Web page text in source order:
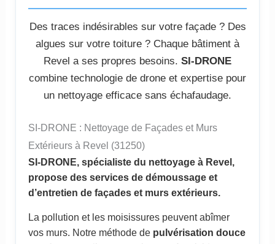
Des traces indésirables sur votre façade ? Des
algues sur votre toiture ? Chaque bâtiment à
Revel a ses propres besoins. SI-DRONE
combine technologie de drone et expertise pour
un nettoyage efficace sans échafaudage.
SI-DRONE : Nettoyage de Façades et Murs
Extérieurs à Revel (31250)
SI-DRONE, spécialiste du nettoyage à Revel,
propose des services de démoussage et
d’entretien de façades et murs extérieurs.
La pollution et les moisissures peuvent abîmer
vos murs. Notre méthode de pulvérisation douce